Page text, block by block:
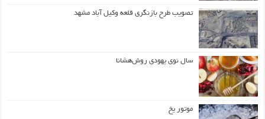
تصویب طرح بازنگری قلعه وکیل آباد مشهد
سال نوی یهودی روش‌هشانا
موتور یخ